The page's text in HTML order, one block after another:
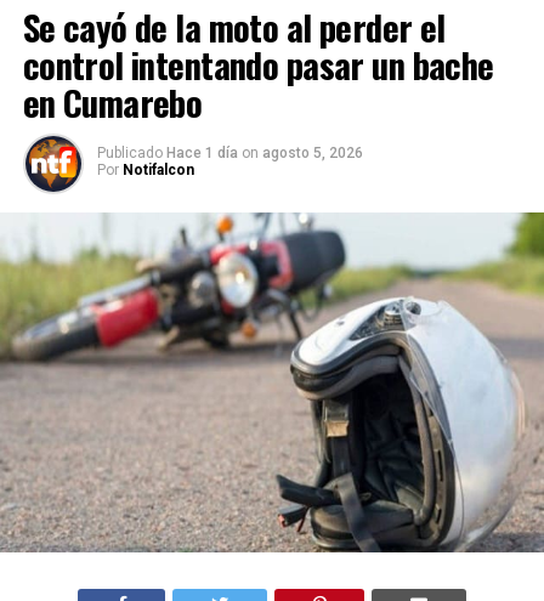
Se cayó de la moto al perder el
control intentando pasar un bache
en Cumarebo
Publicado Hace 1 día on agosto 5, 2026
Por Notifalcon